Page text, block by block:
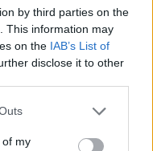
by third parties on the
This information may
on the IAB’s List of
disclose it to other
one or more Google
You may click to
of my